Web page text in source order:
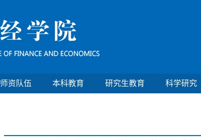
师资队伍 本科教育 研究生教育 科学研究